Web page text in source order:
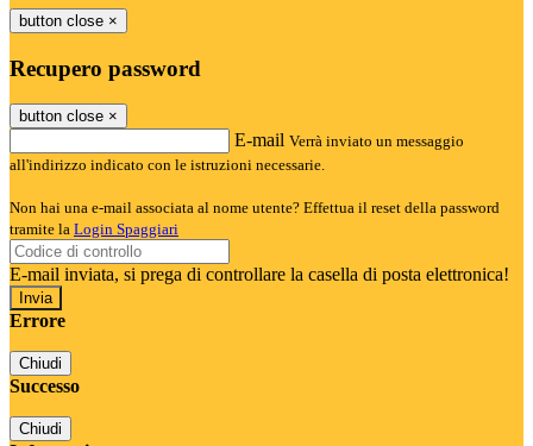
button close ×
Recupero password
button close ×
E-mail Verrà inviato un messaggio
all'indirizzo indicato con le istruzioni necessarie.
Non hai una e-mail associata al nome utente? Effettua il reset della password
tramite la Login Spaggiari
E-mail inviata, si prega di controllare la casella di posta elettronica!
Errore
Chiudi
Successo
Chiudi